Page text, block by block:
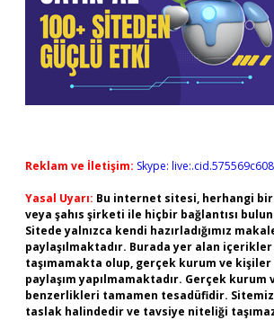
Reklam ve İletişim: Skype:
Yasal Uyarı: Bu internet sitesi, herhangi
veya şahıs şirketi ile hiçbir bağlantısı
Sitede yalnızca kendi hazırladığımız
paylaşılmaktadır. Burada yer alan
taşımamakta olup, gerçek kurum ve kişiler
paylaşım yapılmamaktadır. Gerçek
benzerlikleri tamamen tesadüfidir.
taslak halindedir ve tavsiye niteliği